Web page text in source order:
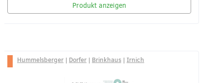
Produkt anzeigen
Hummelsberger| Dorfer| Brinkhaus| Irnich